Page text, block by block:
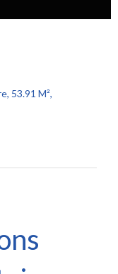
53.91 M²,